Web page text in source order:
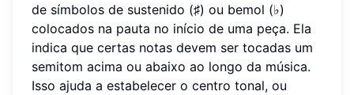
de símbolos de sustenido (♯) ou bemol (♭)
colocados na pauta no início de uma peça. Ela
indica que certas notas devem ser tocadas um
semitom acima ou abaixo ao longo da música.
Isso ajuda a estabelecer o centro tonal, ou